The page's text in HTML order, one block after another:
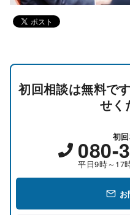
初回相談は無料で
せく
初
080-
平日9時～17